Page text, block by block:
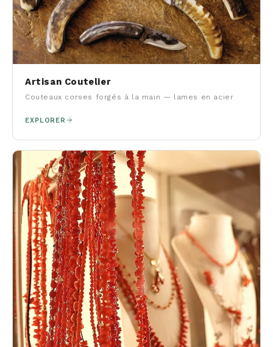
Artisan Coutelier
Couteaux corses forgés à la main — lames en acier
EXPLORER